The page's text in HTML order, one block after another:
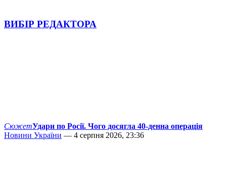
ВИБІР РЕДАКТОРА
СюжетУдари по Росії. Чого досягла 40-денна операція
Новини України — 4 серпня 2026, 23:36